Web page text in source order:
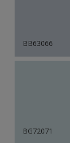
BB63066
BG72071